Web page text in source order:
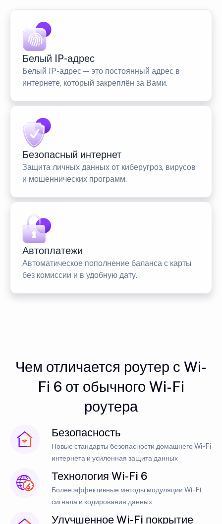
Белый IP-адрес
Белый IP-адрес — это постоянный адрес в
интернете, который закреплён за Вами.
Безопасный интернет
Защита личных данных от киберугроз, вирусов
и мошеннических программ.
Автоплатежи
Автоматическое пополнение баланса с карты
без комиссии и в удобную дату.
Чем отличается роутер с Wi-
Fi 6 от обычного Wi-Fi
роутера
Безопасность
Новые стандарты безопасности домашнего Wi-Fi
интернета и усиленная защита данных
Технология Wi-Fi 6
Более эффективные методы модуляции Wi-Fi
сигнала и кодирования данных
Улучшенное Wi-Fi покрытие